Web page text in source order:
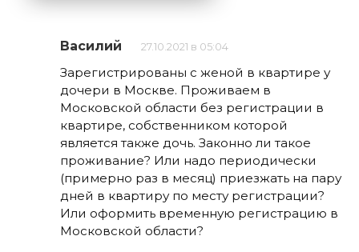
Василий 27.10.2021 в 05:04
Зарегистрированы с женой в квартире у
дочери в Москве. Проживаем в
Московской области без регистрации в
квартире, собственником которой
является также дочь. Законно ли такое
проживание? Или надо периодически
(примерно раз в месяц) приезжать на пару
дней в квартиру по месту регистрации?
Или оформить временную регистрацию в
Московской области?